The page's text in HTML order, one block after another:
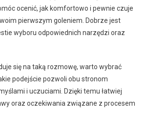
ocenić, jak komfortowo i pewnie czuje
pierwszym goleniem. Dobrze jest
wyboru odpowiednich narzędzi oraz
się na taką rozmowę, warto wybrać
podejście pozwoli obu stronom
i uczuciami. Dzięki temu łatwiej
oraz oczekiwania związane z procesem